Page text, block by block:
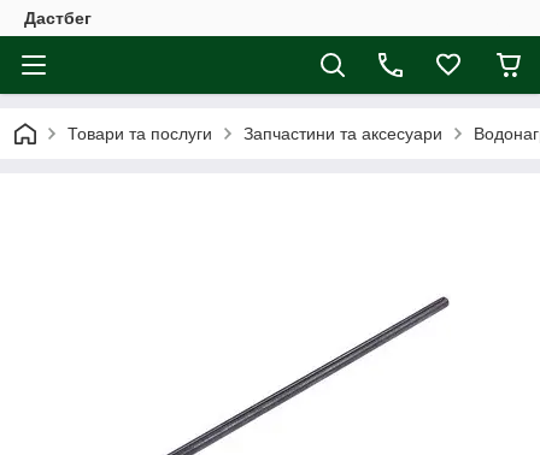
Дастбег
Товари та послуги Запчастини та аксесуари